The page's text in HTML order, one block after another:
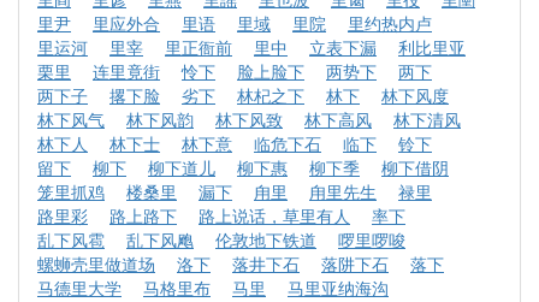
里尹
里应外合 里语 里域 里院
里约热内卢
里运河
里宰 里正衙前 里中 立表下漏
利比里亚
栗里
连里竟街 怜下 脸上脸下 两势下
两下
两下子
撂下脸 劣下 林杞之下 林下
林下风度
林下风气
林下风韵 林下风致 林下高风
林下清风
林下人
林下士 林下意 临危下石 临下
铃下
留下
柳下 柳下道儿 柳下惠 柳下季
柳下借阴
笼里抓鸡
楼桑里 漏下 甪里 甪里先生
禄里
路里彩
路上路下 路上说话，草里有人
率下
乱下风雹
乱下风飑 伦敦地下铁道
啰里啰唆
螺蛳壳里做道场
洛下 落井下石 落阱下石
落下
马德里大学
马格里布 马里
马里亚纳海沟